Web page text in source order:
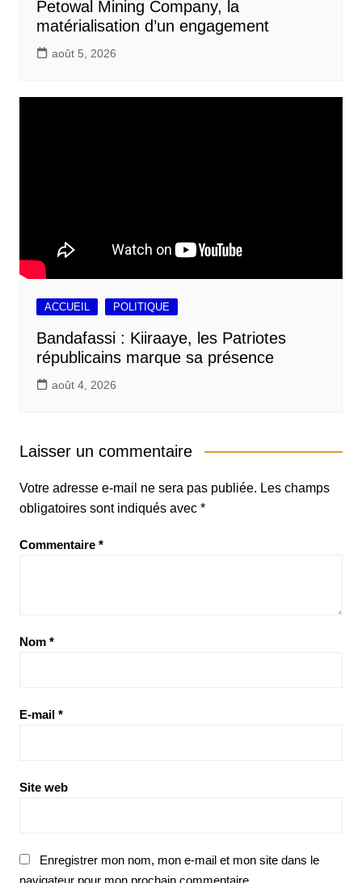
Petowal Mining Company, la
matérialisation d’un engagement
août 5, 2026
ACCUEIL POLITIQUE
Bandafassi : Kiiraaye, les Patriotes
républicains marque sa présence
août 4, 2026
Laisser un commentaire
Votre adresse e-mail ne sera pas publiée. Les champs
obligatoires sont indiqués avec *
Commentaire *
Nom *
E-mail *
Site web
Enregistrer mon nom, mon e-mail et mon site dans le
navigateur pour mon prochain commentaire.